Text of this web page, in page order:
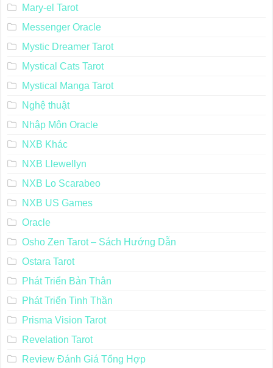
Mary-el Tarot
Messenger Oracle
Mystic Dreamer Tarot
Mystical Cats Tarot
Mystical Manga Tarot
Nghệ thuật
Nhập Môn Oracle
NXB Khác
NXB Llewellyn
NXB Lo Scarabeo
NXB US Games
Oracle
Osho Zen Tarot – Sách Hướng Dẫn
Ostara Tarot
Phát Triển Bản Thân
Phát Triển Tinh Thần
Prisma Vision Tarot
Revelation Tarot
Review Đánh Giá Tổng Hợp